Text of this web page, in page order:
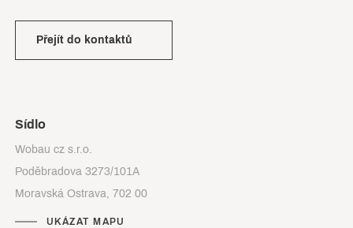
Přejít do kontaktů
Sídlo
Wobau cz s.r.o.
Poděbradova 3273/101A
Moravská Ostrava, 702 00
UKÁZAT MAPU